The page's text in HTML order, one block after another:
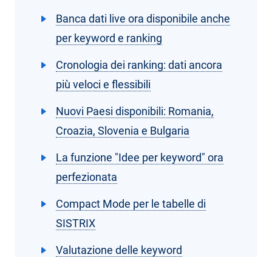
Banca dati live ora disponibile anche
per keyword e ranking
Cronologia dei ranking: dati ancora
più veloci e flessibili
Nuovi Paesi disponibili: Romania,
Croazia, Slovenia e Bulgaria
La funzione "Idee per keyword" ora
perfezionata
Compact Mode per le tabelle di
SISTRIX
Valutazione delle keyword